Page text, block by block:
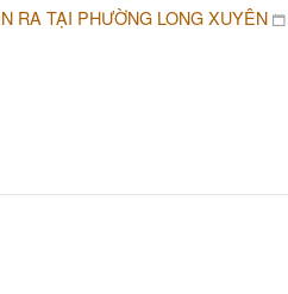
RA TẠI PHƯỜNG LONG XUYÊN
Xuyên